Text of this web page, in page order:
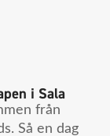
i Sala
från
Så en dag